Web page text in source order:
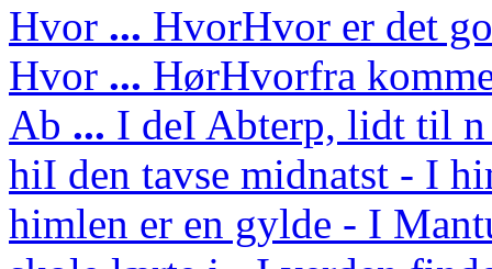
Hvor ... HvorHvor er det
Hvor ... HørHvorfra
Ab ... I deI Abterp, lidt til n
hiI den tavse midnatst - I
himlen er en gylde - I